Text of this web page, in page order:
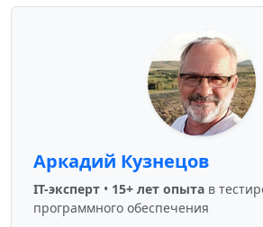
Аркадий Кузнецов
IT-эксперт • 15+ лет опыта в
программного обеспечения